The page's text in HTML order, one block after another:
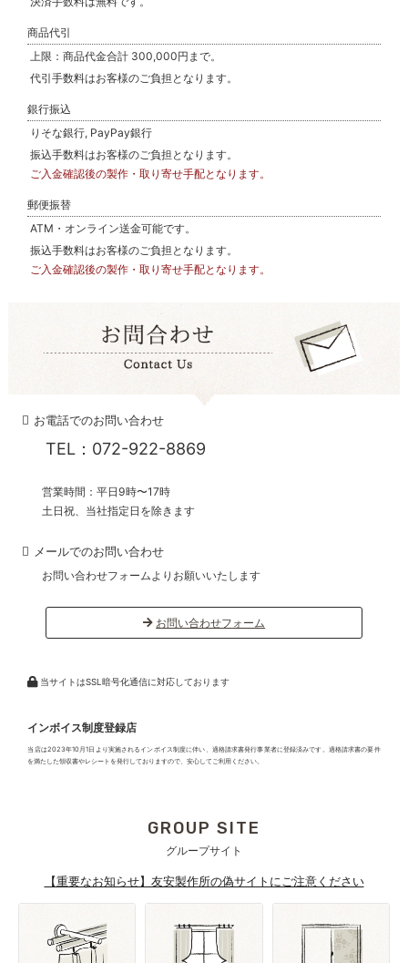
商品代引
上限：商品代金合計 300,000円まで。
代引手数料はお客様のご負担となります。
銀行振込
りそな銀行, PayPay銀行
振込手数料はお客様のご負担となります。
ご入金確認後の製作・取り寄せ手配となります。
郵便振替
ATM・オンライン送金可能です。
振込手数料はお客様のご負担となります。
ご入金確認後の製作・取り寄せ手配となります。
お電話でのお問い合わせ
TEL：072-922-8869
営業時間：平日9時〜17時
土日祝、当社指定日を除きます
メールでのお問い合わせ
お問い合わせフォームよりお願いいたします
お問い合わせフォーム
当サイトはSSL暗号化通信に対応しております
インボイス制度登録店
当店は2023年10月1日より実施されるインボイス制度に伴い、適格請求書発行事業者に登録済みです。適格請求書の要件
を満たした領収書やレシートを発行しておりますので、安心してご利用ください。
GROUP SITE
グループサイト
【重要なお知らせ】友安製作所の偽サイトにご注意ください